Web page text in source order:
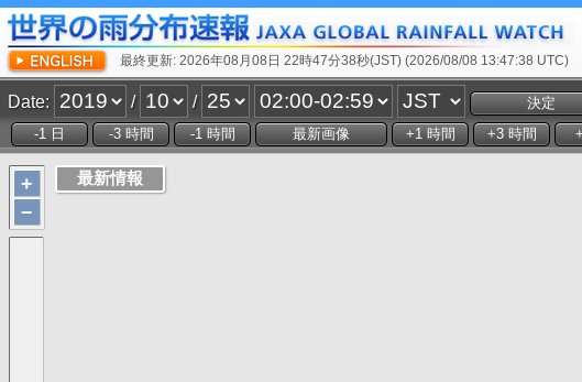
最終更新: 2026年08月08日 22時47分38秒(JST) (2026/08/08 13:47:38 UTC)
Date: / /
+
−